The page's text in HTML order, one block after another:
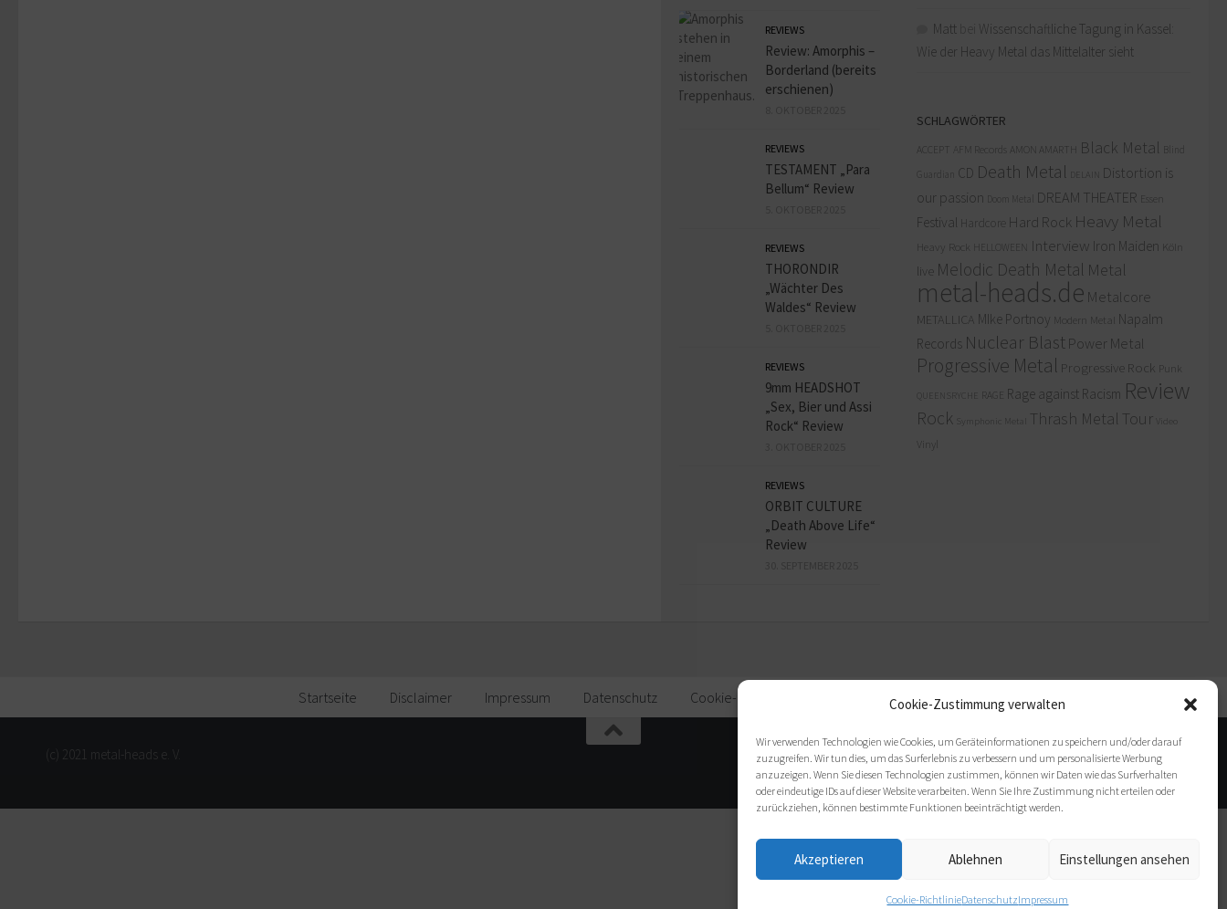
Cookie-Zustimmung verwalten
Wir verwenden Technologien wie Cookies, um Geräteinformationen zu speichern und/oder darauf
zuzugreifen. Wir tun dies, um das Surferlebnis zu verbessern und um personalisierte Werbung
anzuzeigen. Wenn Sie diesen Technologien zustimmen, können wir Daten wie das Surfverhalten
oder eindeutige IDs auf dieser Website verarbeiten. Wenn Sie Ihre Zustimmung nicht erteilen oder
zurückziehen, können bestimmte Funktionen beeinträchtigt werden.
Akzeptieren Ablehnen Einstellungen ansehen
Cookie-RichtlinieDatenschutzImpressum
Matt
Wissenschaftliche Tagung in Kassel:
Wie der Heavy Metal das Mittelalter sieht
SCHLAGWÖRTER
ACCEPT AFM Records AMON AMARTH Black Metal
Blind
CD Death Metal
Distortion is
our passion
Doom Metal DREAM THEATER
Festival Hardcore Hard Rock Heavy Metal
Heavy Rock HELLOWEEN Interview Iron Maiden Köln
live Melodic Death Metal Metal
metal-heads.de Metalcore
METALLICA MIke Portnoy Modern Metal
Napalm
Records Nuclear Blast Power Metal
Progressive Metal Progressive Rock Punk
RAGE Rage against Racism Review
Rock Symphonic Metal Thrash Metal Tour Video
REVIEWS
Review: Amorphis –
Borderland (bereits
erschienen)
REVIEWS
TESTAMENT „Para
Bellum“ Review
REVIEWS
THORONDIR
„Wächter Des
Waldes“ Review
REVIEWS
9mm HEADSHOT
„Sex, Bier und Assi
Rock“ Review
REVIEWS
ORBIT CULTURE
„Death Above Life“
Review
Startseite Disclaimer Impressum Datenschutz Cookie-Richtlinie (EU) Bildnachweis
(c) 2021 metal-heads e. V.